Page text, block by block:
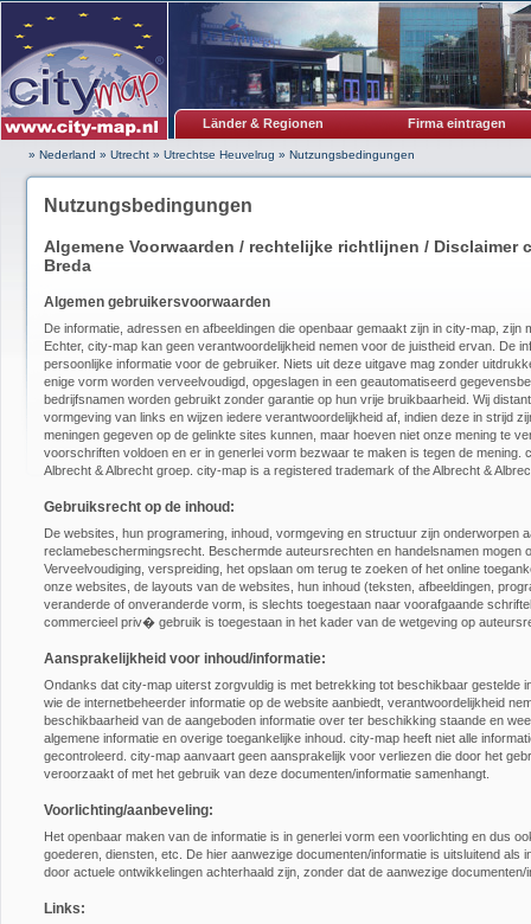
Länder & Regionen Firma eintragen
» Nederland » Utrecht » Utrechtse Heuvelrug » Nutzungsbedingungen
Nutzungsbedingungen
Algemene Voorwaarden / rechtelijke richtlijnen / Disclaimer
Breda
Algemen gebruikersvoorwaarden
De informatie, adressen en afbeeldingen die openbaar gemaakt zijn in city-map,
Echter, city-map kan geen verantwoordelijkheid nemen voor de juistheid ervan. De
persoonlijke informatie voor de gebruiker. Niets uit deze uitgave mag zonder
enige vorm worden verveelvoudigd, opgeslagen in een geautomatiseerd
bedrijfsnamen worden gebruikt zonder garantie op hun vrije bruikbaarheid. Wij
vormgeving van links en wijzen iedere verantwoordelijkheid af, indien deze in strijd
meningen gegeven op de gelinkte sites kunnen, maar hoeven niet onze mening te
voorschriften voldoen en er in generlei vorm bezwaar te maken is tegen de
Albrecht & Albrecht groep. city-map is a registered trademark of the Albrecht &
Gebruiksrecht op de inhoud:
De websites, hun programering, inhoud, vormgeving en structuur zijn onderworpen
reclamebeschermingsrecht. Beschermde auteursrechten en handelsnamen mogen
Verveelvoudiging, verspreiding, het opslaan om terug te zoeken of het online
onze websites, de layouts van de websites, hun inhoud (teksten, afbeeldingen,
veranderde of onveranderde vorm, is slechts toegestaan naar voorafgaande
commercieel priv� gebruik is toegestaan in het kader van de wetgeving op
Aansprakelijkheid voor inhoud/informatie:
Ondanks dat city-map uiterst zorgvuldig is met betrekking tot beschikbaar gestelde
wie de internetbeheerder informatie op de website aanbiedt, verantwoordelijkheid
beschikbaarheid van de aangeboden informatie over ter beschikking staande en
algemene informatie en overige toegankelijke inhoud. city-map heeft niet alle
gecontroleerd. city-map aanvaart geen aansprakelijk voor verliezen die door het
veroorzaakt of met het gebruik van deze documenten/informatie samenhangt.
Voorlichting/aanbeveling:
Het openbaar maken van de informatie is in generlei vorm een voorlichting en dus
goederen, diensten, etc. De hier aanwezige documenten/informatie is uitsluitend als
door actuele ontwikkelingen achterhaald zijn, zonder dat de aanwezige
Links: